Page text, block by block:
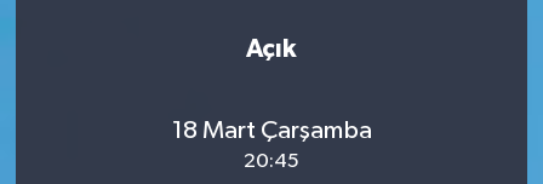
Açık
18 Mart Çarşamba
20:45